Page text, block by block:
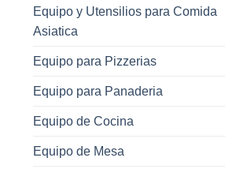
Equipo y Utensilios para Comida
Asiatica
Equipo para Pizzerias
Equipo para Panaderia
Equipo de Cocina
Equipo de Mesa